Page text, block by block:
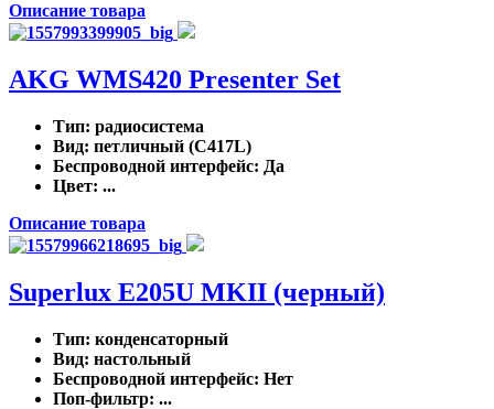
Описание товара
AKG WMS420 Presenter Set
Тип: радиосистема
Вид: петличный (C417L)
Беспроводной интерфейс: Да
Цвет: ...
Описание товара
Superlux E205U MKII (черный)
Тип: конденсаторный
Вид: настольный
Беспроводной интерфейс: Нет
Поп-фильтр: ...